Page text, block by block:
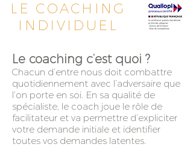
LE COACHING
INDIVIDUEL
Le coaching c’est quoi ?
Chacun d’entre nous doit combattre
quotidiennement avec l’adversaire que
l’on porte en soi. En sa qualité de
spécialiste, le coach joue le rôle de
facilitateur et va permettre d’expliciter
votre demande initiale et identifier
toutes vos demandes latentes.